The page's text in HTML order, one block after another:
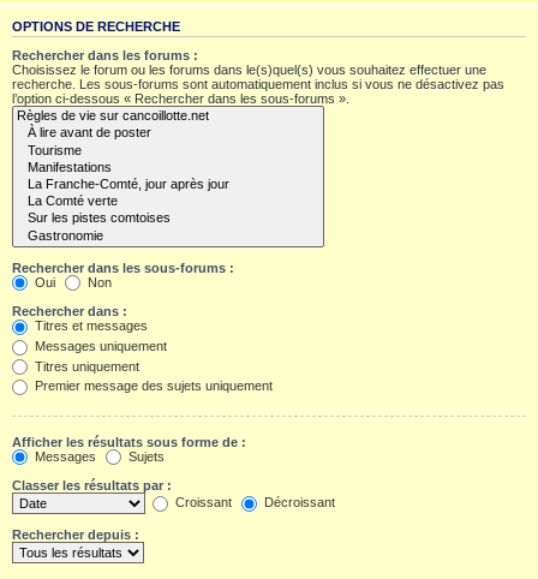
OPTIONS DE RECHERCHE
Rechercher dans les forums :
Choisissez le forum ou les forums dans le(s)quel(s) vous souhaitez effectuer une
recherche. Les sous-forums sont automatiquement inclus si vous ne désactivez pas
l’option ci-dessous « Rechercher dans les sous-forums ».
Rechercher dans les sous-forums :
Oui
Non
Rechercher dans :
Titres et messages
Messages uniquement
Titres uniquement
Premier message des sujets uniquement
Afficher les résultats sous forme de :
Messages
Sujets
Classer les résultats par :
Croissant
Décroissant
Rechercher depuis :